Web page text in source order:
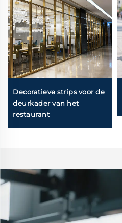
Decoratieve strips voor de
deurkader van het
restaurant